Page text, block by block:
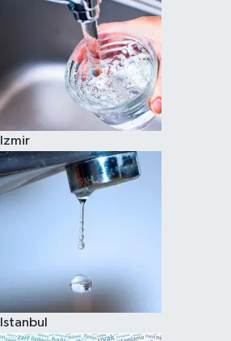
Izmir
Istanbul